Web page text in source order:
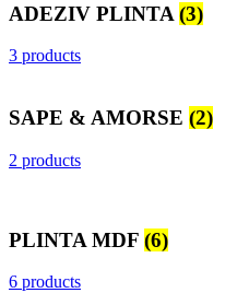
ADEZIV PLINTA (3)
3 products
SAPE & AMORSE (2)
2 products
PLINTA MDF (6)
6 products